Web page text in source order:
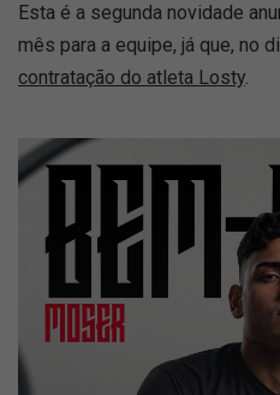
Esta é a segunda novidade
mês para a equipe, já que, no
contratação do atleta Losty.